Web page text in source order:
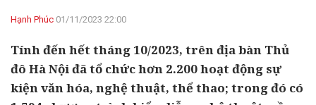
Hạnh Phúc 01/11/2023 22:00
Tính đến hết tháng 10/2023, trên địa bàn Thủ
đô Hà Nội đã tổ chức hơn 2.200 hoạt động sự
kiện văn hóa, nghệ thuật, thể thao; trong đó có